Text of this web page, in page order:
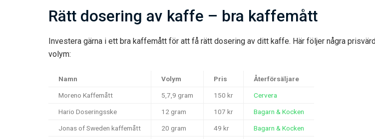
Rätt dosering av kaffe – bra kaffemått
Investera gärna i ett bra kaffemått för att få rätt dosering av ditt kaffe. Här följer några
volym:
Namn Volym Pris Återförsäljare
Moreno Kaffemått 5,7,9 gram 150 kr Cervera
Hario Doseringsske 12 gram 107 kr Bagarn & Kocken
Jonas of Sweden kaffemått 20 gram 49 kr Bagarn & Kocken